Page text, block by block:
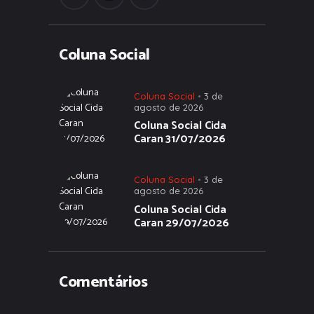
Coluna Social
Coluna Social
3 de
agosto de 2026
Coluna Social Cida
Caran 31/07/2026
Coluna Social
3 de
agosto de 2026
Coluna Social Cida
Caran 29/07/2026
Comentários